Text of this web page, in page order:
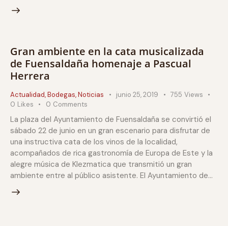
Gran ambiente en la cata musicalizada
de Fuensaldaña homenaje a Pascual
Herrera
Actualidad,Bodegas,Noticias junio 25, 2019 755 Views
0 Likes 0 Comments
La plaza del Ayuntamiento de Fuensaldaña se convirtió el
sábado 22 de junio en un gran escenario para disfrutar de
una instructiva cata de los vinos de la localidad,
acompañados de rica gastronomía de Europa de Este y la
alegre música de Klezmatica que transmitió un gran
ambiente entre al público asistente. El Ayuntamiento de…